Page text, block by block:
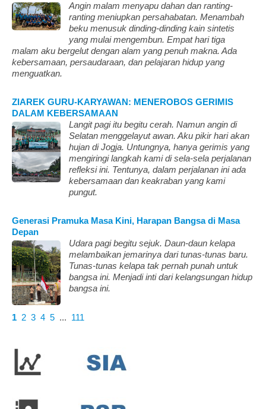
Angin malam menyapu dahan dan ranting-
ranting meniupkan persahabatan. Menambah
beku menusuk dinding-dinding kain sintetis
yang mulai mengembun. Empat hari tiga
malam aku bergelut dengan alam yang penuh makna. Ada
kebersamaan, persaudaraan, dan pelajaran hidup yang
menguatkan.
ZIAREK GURU-KARYAWAN: MENEROBOS GERIMIS
DALAM KEBERSAMAAN
Langit pagi itu begitu cerah. Namun angin di
Selatan menggelayut awan. Aku pikir hari akan
hujan di Jogja. Untungnya, hanya gerimis yang
mengiringi langkah kami di sela-sela perjalanan
refleksi ini. Tentunya, dalam perjalanan ini ada
kebersamaan dan keakraban yang kami
pungut.
Generasi Pramuka Masa Kini, Harapan Bangsa di Masa
Depan
Udara pagi begitu sejuk. Daun-daun kelapa
melambaikan jemarinya dari tunas-tunas baru.
Tunas-tunas kelapa tak pernah punah untuk
bangsa ini. Menjadi inti dari kelangsungan hidup
bangsa ini.
1 2 3 4 5 ... 111